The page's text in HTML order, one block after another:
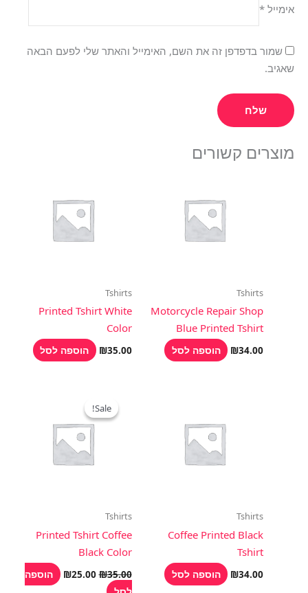
אימייל *
שמור בדפדפן זה את השם, האימייל והאתר שלי לפעם הבאה
שאגיב.
מוצרים קשורים
Tshirts
Motorcycle Repair Shop
Blue Printed Tshirt
₪34.00 הוספה לסל
Tshirts
Printed Tshirt White
Color
₪35.00 הוספה לסל
Tshirts
Coffee Printed Black
Tshirt
₪34.00 הוספה לסל
Sale!
Sale!
Tshirts
Printed Tshirt Coffee
Black Color
₪35.00
היה:
₪35.00.
₪25.00
₪25.00.
הוספה